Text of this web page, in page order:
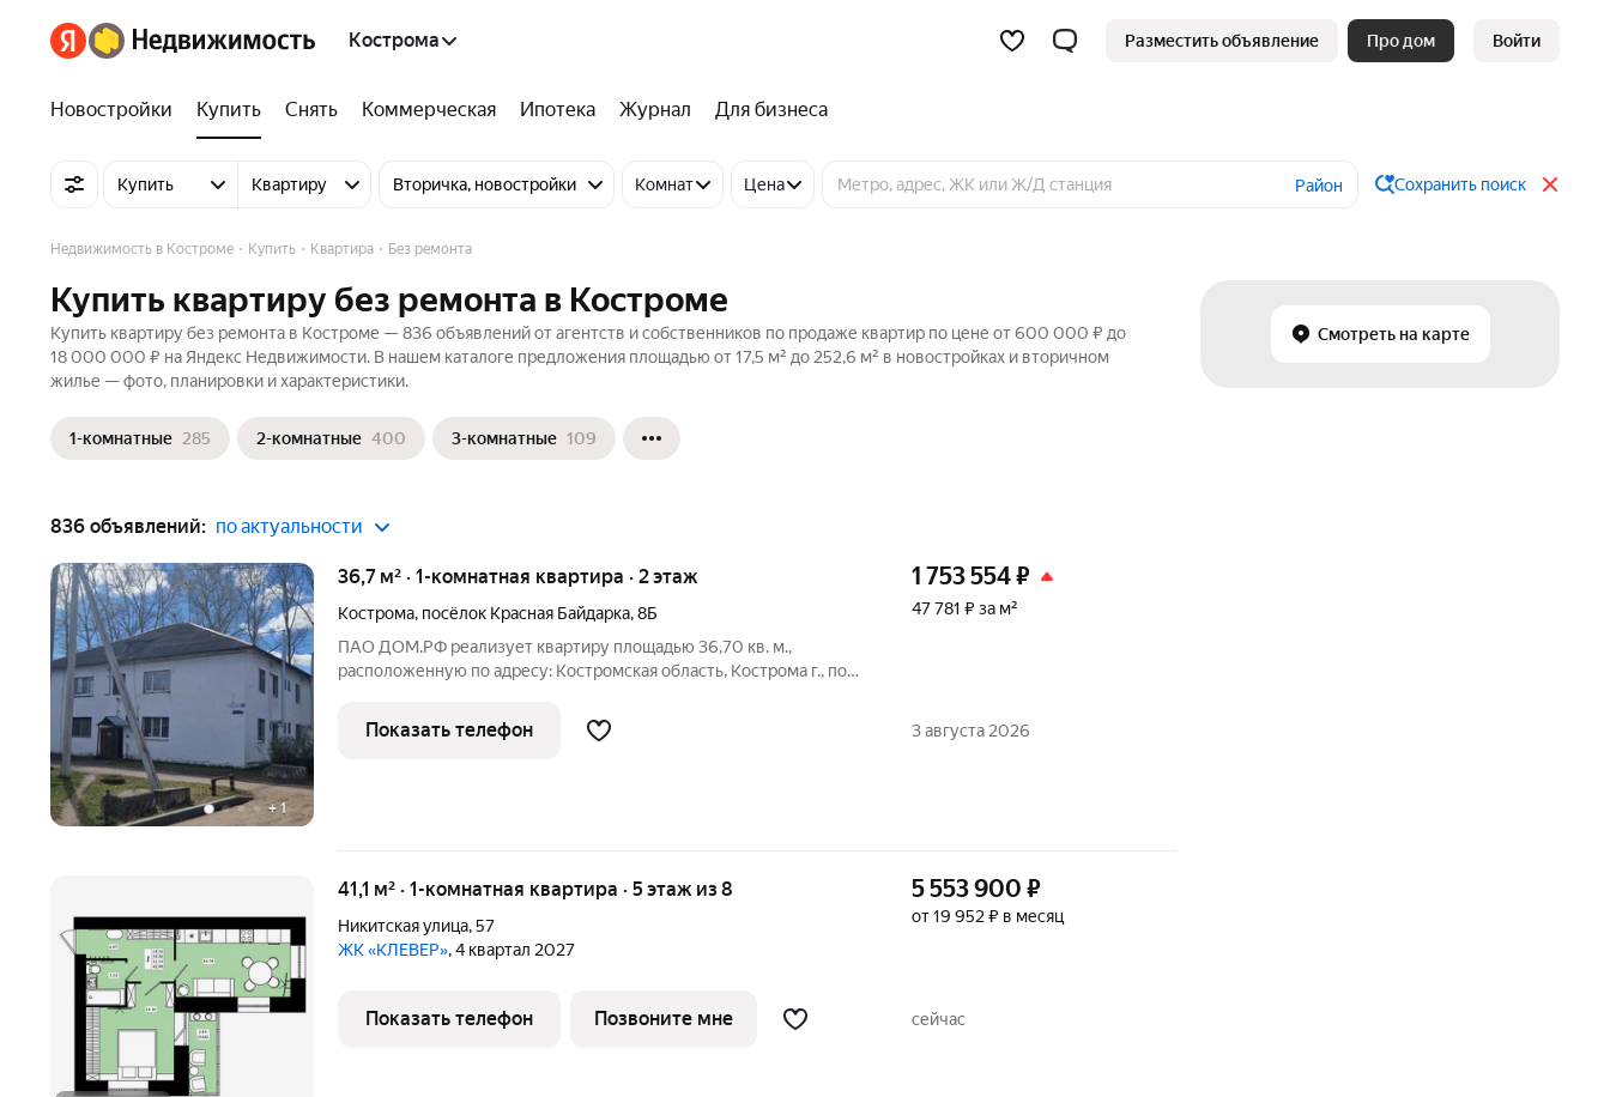
Кострома Разместить объявление Про дом Войти
Новостройки Купить Снять Коммерческая Ипотека Журнал Для бизнеса
Купить Квартиру Вторичка, новостройки Комнат Цена Район Сохранить поиск
Смотреть на карте
Недвижимость в Костроме Купить Квартира Без ремонта
Купить квартиру без ремонта в Костроме
Купить квартиру без ремонта в Костроме — 836 объявлений от агентств и собственников по продаже квартир по цене от 600 000 ₽ до
18 000 000 ₽ на Яндекс Недвижимости. В нашем каталоге предложения площадью от 17,5 м² до 252,6 м² в новостройках и вторичном
жилье — фото, планировки и характеристики.
1-комнатные 285 2-комнатные 400 3-комнатные 109
836 объявлений: по актуальности
+ 1
36,7 м² · 1-комнатная квартира · 2 этаж
Кострома, посёлок Красная Байдарка,8Б
ПАО ДОМ.РФ реализует квартиру площадью 36,70 кв. м.,
расположенную по адресу: Костромская область, Кострома г., пос.
(юридическое лицо). Кадастровый номер объекта недвижимости:
1 753 554₽
47 781 ₽ за м²
Показать телефон 3 августа 2026
41,1 м² · 1-комнатная квартира · 5 этаж из 8
Никитская улица,57
ЖК «КЛЕВЕР», 4 квартал 2027
5 553 900 ₽
от 19 952 ₽ в месяц
Показать телефон Позвоните мне сейчас